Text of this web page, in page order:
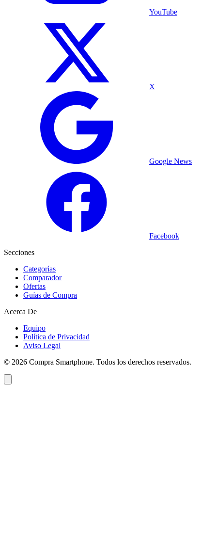
YouTube
X
Google News
Facebook
Secciones
Categorías
Comparador
Ofertas
Guías de Compra
Acerca De
Equipo
Política de Privacidad
Aviso Legal
© 2026 Compra Smartphone. Todos los derechos reservados.